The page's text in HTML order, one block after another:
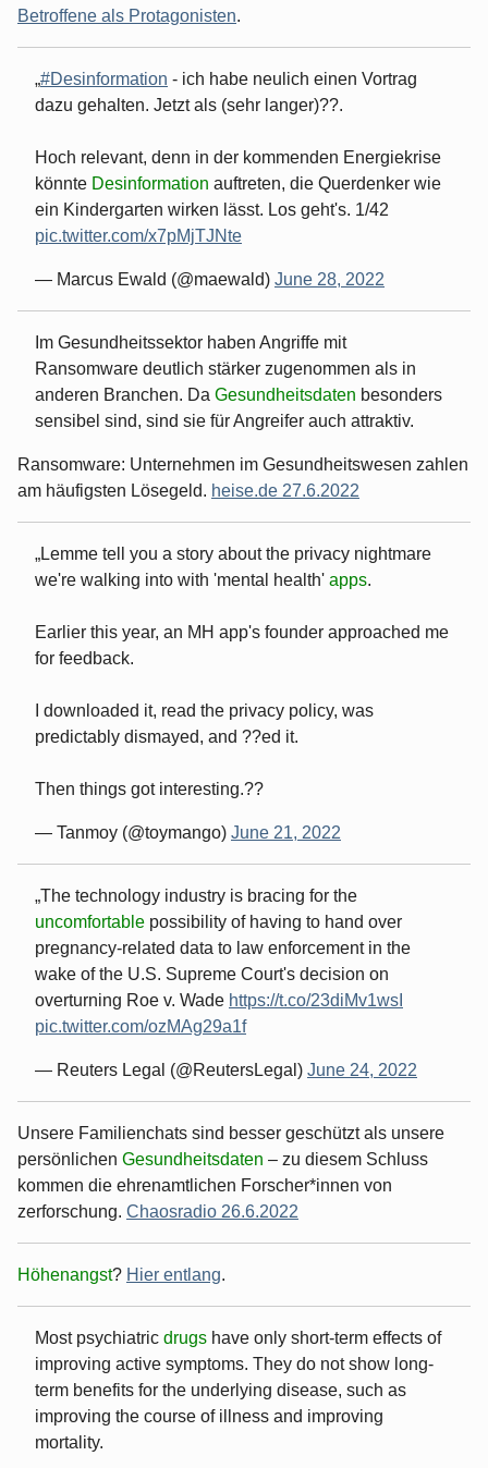
Betroffene als Protagonisten.
#Desinformation - ich habe neulich einen Vortrag
dazu gehalten. Jetzt als (sehr langer)??.
Hoch relevant, denn in der kommenden Energiekrise
könnte Desinformation auftreten, die Querdenker wie
ein Kindergarten wirken lässt. Los geht's. 1/42
pic.twitter.com/x7pMjTJNte
— Marcus Ewald (@maewald) June 28, 2022
Im Gesundheitssektor haben Angriffe mit
Ransomware deutlich stärker zugenommen als in
anderen Branchen. Da Gesundheitsdaten besonders
sensibel sind, sind sie für Angreifer auch attraktiv.
Ransomware: Unternehmen im Gesundheitswesen zahlen
am häufigsten Lösegeld. heise.de 27.6.2022
Lemme tell you a story about the privacy nightmare
we're walking into with 'mental health' apps.
Earlier this year, an MH app's founder approached me
for feedback.
I downloaded it, read the privacy policy, was
predictably dismayed, and ??ed it.
Then things got interesting.??
— Tanmoy (@toymango) June 21, 2022
The technology industry is bracing for the
uncomfortable possibility of having to hand over
pregnancy-related data to law enforcement in the
wake of the U.S. Supreme Court's decision on
overturning Roe v. Wade https://t.co/23diMv1wsI
pic.twitter.com/ozMAg29a1f
— Reuters Legal (@ReutersLegal) June 24, 2022
Unsere Familienchats sind besser geschützt als unsere
persönlichen Gesundheitsdaten – zu diesem Schluss
kommen die ehrenamtlichen Forscher*innen von
zerforschung. Chaosradio 26.6.2022
Höhenangst? Hier entlang.
Most psychiatric drugs have only short-term effects of
improving active symptoms. They do not show long-
term benefits for the underlying disease, such as
improving the course of illness and improving
mortality.